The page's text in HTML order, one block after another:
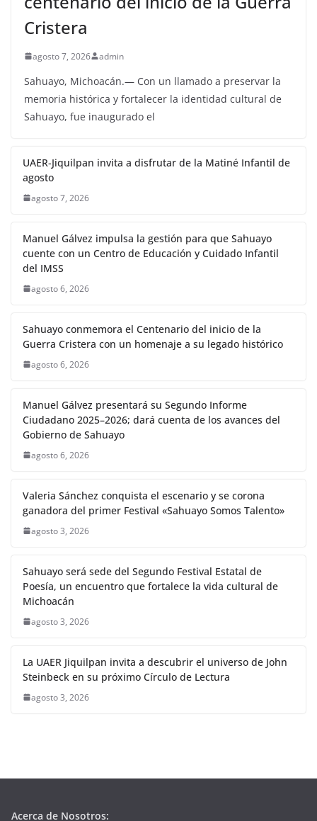
Cristera
agosto 7, 2026 admin
Sahuayo, Michoacán.— Con un llamado a preservar la
memoria histórica y fortalecer la identidad cultural de
Sahuayo, fue inaugurado el
UAER-Jiquilpan invita a disfrutar de la Matiné Infantil de
agosto
agosto 7, 2026
Manuel Gálvez impulsa la gestión para que Sahuayo
cuente con un Centro de Educación y Cuidado Infantil
del IMSS
agosto 6, 2026
Sahuayo conmemora el Centenario del inicio de la
Guerra Cristera con un homenaje a su legado histórico
agosto 6, 2026
Manuel Gálvez presentará su Segundo Informe
Ciudadano 2025–2026; dará cuenta de los avances del
Gobierno de Sahuayo
agosto 6, 2026
Valeria Sánchez conquista el escenario y se corona
ganadora del primer Festival «Sahuayo Somos Talento»
agosto 3, 2026
Sahuayo será sede del Segundo Festival Estatal de
Poesía, un encuentro que fortalece la vida cultural de
Michoacán
agosto 3, 2026
La UAER Jiquilpan invita a descubrir el universo de John
Steinbeck en su próximo Círculo de Lectura
agosto 3, 2026
Acerca de Nosotros: